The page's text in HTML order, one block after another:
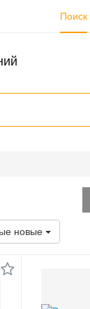
Поиск
новые